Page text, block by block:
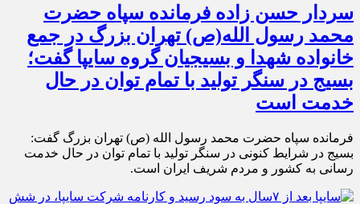
سردار حسن زاده فرمانده سپاه حضرت
محمد رسول الله(ص) تهران بزرگ در جمع
خانواده شهدا و بسیجیان گروه سایپا گفت؛
بسیج در سنگر تولید با تمام توان در حال
خدمت است
فرمانده سپاه حضرت محمد رسول الله (ص) تهران بزرگ گفت:
بسیج در شرایط کنونی در سنگر تولید با تمام توان در حال خدمت
رسانی به کشور و مردم شریف ایران است.